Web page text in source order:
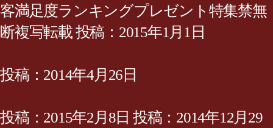
客満足度ランキングプレゼント特集禁無
断複写転載 投稿：2015年1月1日
投稿：2014年4月26日
投稿：2015年2月8日 投稿：2014年12月29